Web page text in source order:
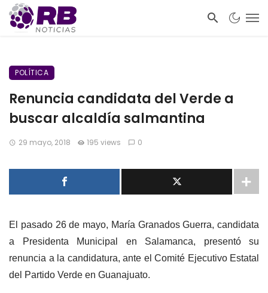
POLÍTICA
Renuncia candidata del Verde a
buscar alcaldía salmantina
29 mayo, 2018 195 views 0
El pasado 26 de mayo, María Granados Guerra, candidata
a Presidenta Municipal en Salamanca, presentó su
renuncia a la candidatura, ante el Comité Ejecutivo Estatal
del Partido Verde en Guanajuato.